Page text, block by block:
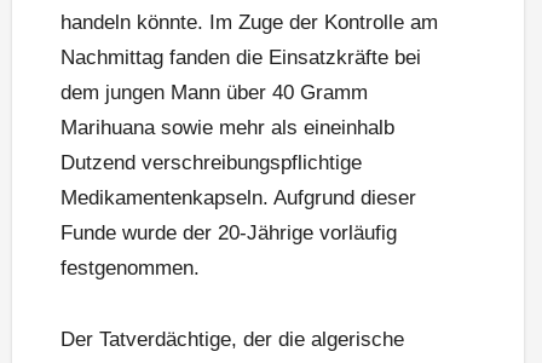
handeln könnte. Im Zuge der Kontrolle am
Nachmittag fanden die Einsatzkräfte bei
dem jungen Mann über 40 Gramm
Marihuana sowie mehr als eineinhalb
Dutzend verschreibungspflichtige
Medikamentenkapseln. Aufgrund dieser
Funde wurde der 20-Jährige vorläufig
festgenommen.
Der Tatverdächtige, der die algerische